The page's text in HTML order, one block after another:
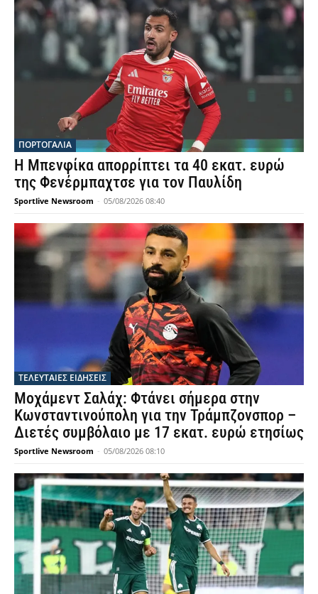
ΠΟΡΤΟΓΑΛΙΑ
Η Μπενφίκα απορρίπτει τα 40 εκατ. ευρώ
της Φενέρμπαχτσε για τον Παυλίδη
Sportlive Newsroom - 05/08/2026 08:40
ΤΕΛΕΥΤΑΙΕΣ ΕΙΔΗΣΕΙΣ
Μοχάμεντ Σαλάχ: Φτάνει σήμερα στην
Κωνσταντινούπολη για την Τράμπζονσπορ –
Διετές συμβόλαιο με 17 εκατ. ευρώ ετησίως
Sportlive Newsroom - 05/08/2026 08:10